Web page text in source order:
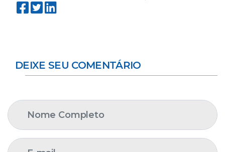
DEIXE SEU COMENTÁRIO